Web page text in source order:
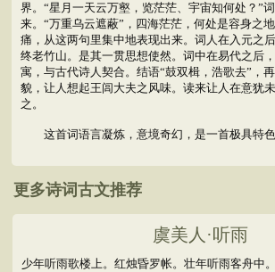
界。“星月一天云万壑，览茫茫、宇宙知何处？”
来。“万重乌云遮蔽”，四海茫茫，何处是容身之
痛，从这两句里集中地表现出来。词人在入元之
终老竹山。是其一贯思想使然。词中在易代之后
寓，与古代诗人契合。结语“鼓双楫，浩歌去”，
貌，让人想起王闾大夫之风味。读来让人在意犹
之。
这首词语言凝炼，意境奇幻，是一首极具特色
更多诗词古文推荐
虞美人·听雨
少年听雨歌楼上。红烛昏罗帐。壮年听雨客舟中